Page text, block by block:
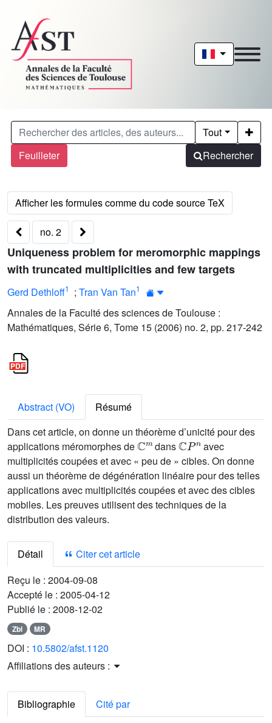
Feuilleter
Tout
Rechercher
no. 2
Uniqueness problem for meromorphic mappings
with truncated multiplicities and few targets
Gerd Dethloff1 ; Tran Van Tan1
Annales de la Faculté des sciences de Toulouse :
Mathématiques, Série 6, Tome 15 (2006) no. 2, pp. 217-242
Abstract (VO)
Résumé
Dans cet article, on donne un théorème d’unicité pour des
applications méromorphes de
ℂm
dans
ℂ Pn
avec
multiplicités coupées et avec « peu de » cibles. On donne
aussi un théorème de dégénération linéaire pour des telles
applications avec multiplicités coupées et avec des cibles
mobiles. Les preuves utilisent des techniques de la
distribution des valeurs.
Détail
Citer cet article
Reçu le : 2004-09-08
Accepté le : 2005-04-12
Publié le : 2008-12-02
Zbl MR
DOI : 10.5802/afst.1120
Affiliations des auteurs :
Bibliographie
Cité par